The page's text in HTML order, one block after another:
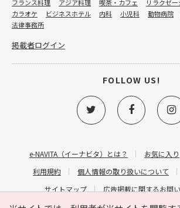
e-NAVITA（イーナビタ）とは？ お気に入り
利用規約
個人情報の取り扱いについて
サイトマップ
広告掲載に関するお問
フランス料理
アジア料理 喫茶・カフェ リラクゼ
カラオケ
ビジネスホテル 内科 小児科 動物病院
法律事務所
掲載者ログイン
FOLLOW US!